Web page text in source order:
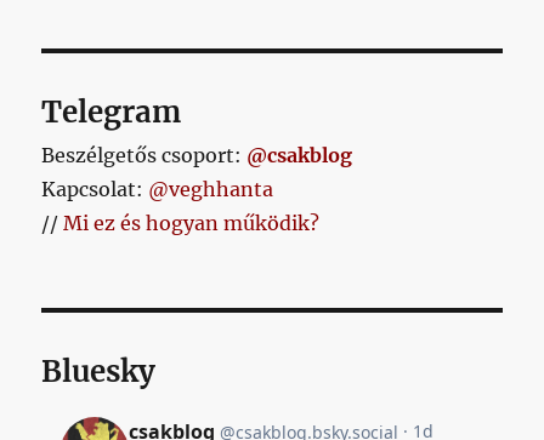
Telegram
Beszélgetős csoport: @csakblog
Kapcsolat: @veghhanta
//Mi ez és hogyan működik?
Bluesky